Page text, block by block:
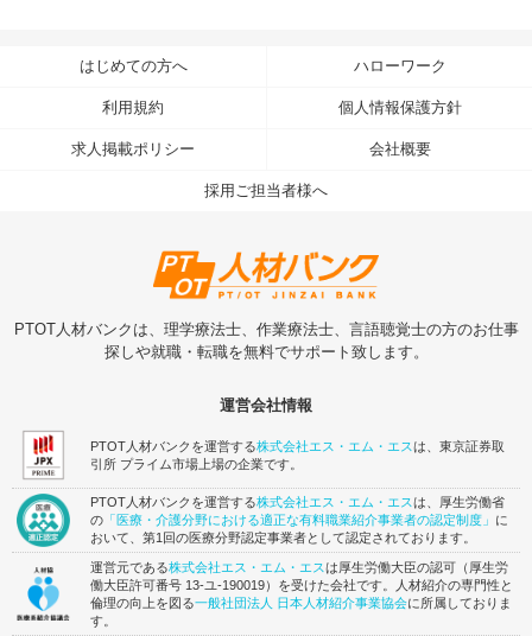
はじめての方へ ハローワーク
利用規約 個人情報保護方針
求人掲載ポリシー 会社概要
採用ご担当者様へ
PTOT人材バンクは、理学療法士、作業療法士、言語聴覚士の方のお仕事
探しや就職・転職を無料でサポート致します。
運営会社情報
PTOT人材バンクを運営する株式会社エス・エム・エスは、東京証券取
引所 プライム市場上場の企業です。
PTOT人材バンクを運営する株式会社エス・エム・エスは、厚生労働省
の 「医療・介護分野における適正な有料職業紹介事業者の認定制度」 に
おいて、第1回の医療分野認定事業者として認定されております。
運営元である株式会社エス・エム・エスは厚生労働大臣の認可（厚生労
働大臣許可番号 13-ユ-190019）を受けた会社です。人材紹介の専門性と
倫理の向上を図る一般社団法人 日本人材紹介事業協会に所属しておりま
す。